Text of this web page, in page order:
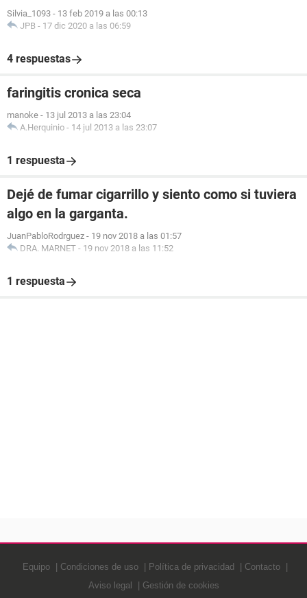
Silvia_1093 - 13 feb 2019 a las 00:13
JPB - 17 dic 2020 a las 06:59
4 respuestas
faringitis cronica seca
manoke - 13 jul 2013 a las 23:04
A.Herquinio - 14 jul 2013 a las 23:07
1 respuesta
Dejé de fumar cigarrillo y siento como si tuviera
algo en la garganta.
JuanPabloRodrguez - 19 nov 2018 a las 01:57
DRA. MARNET - 19 nov 2018 a las 11:52
1 respuesta
Equipo Condiciones de uso Política de privacidad
Contacto
Aviso legal
Gestión de cookies